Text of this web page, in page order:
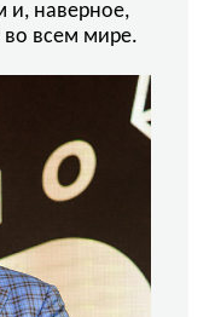
и, наверное,
во всем мире.